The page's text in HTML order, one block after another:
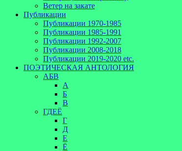
Ветер на закате
Публикации
Публикации 1970-1985
Публикации 1985-1991
Публикации 1992-2007
Публикации 2008-2018
Публикации 2019-2020 etc.
ПОЭТИЧЕСКАЯ АНТОЛОГИЯ
АБВ
А
Б
В
ГДЕЁ
Г
Д
Е
Ё